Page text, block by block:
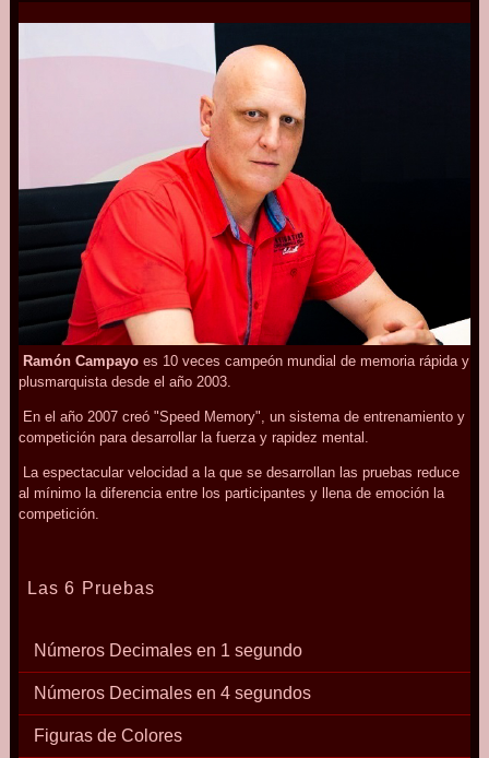
Ramón Campayoes 10 veces campeón mundial de memoria rápida y
plusmarquista desde el año 2003.
En el año 2007 creó "Speed Memory", un sistema de entrenamiento y
competición para desarrollar la fuerza y rapidez mental.
La espectacular velocidad a la que se desarrollan las pruebas reduce
al mínimo la diferencia entre los participantes y llena de emoción la
competición.
Las 6 Pruebas
Números Decimales en 1 segundo
Números Decimales en 4 segundos
Figuras de Colores